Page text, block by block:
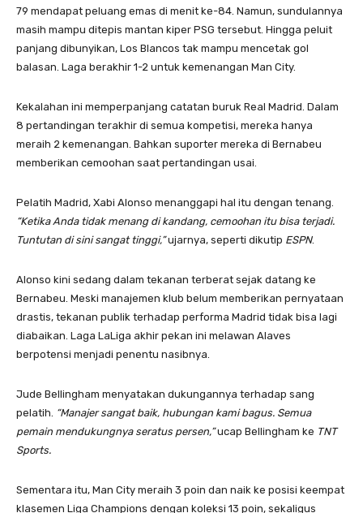
79 mendapat peluang emas di menit ke-84. Namun, sundulannya
masih mampu ditepis mantan kiper PSG tersebut. Hingga peluit
panjang dibunyikan, Los Blancos tak mampu mencetak gol
balasan. Laga berakhir 1-2 untuk kemenangan Man City.
Kekalahan ini memperpanjang catatan buruk Real Madrid. Dalam
8 pertandingan terakhir di semua kompetisi, mereka hanya
meraih 2 kemenangan. Bahkan suporter mereka di Bernabeu
memberikan cemoohan saat pertandingan usai.
Pelatih Madrid, Xabi Alonso menanggapi hal itu dengan tenang.
“Ketika Anda tidak menang di kandang, cemoohan itu bisa terjadi.
Tuntutan di sini sangat tinggi,”ujarnya, seperti dikutip ESPN.
Alonso kini sedang dalam tekanan terberat sejak datang ke
Bernabeu. Meski manajemen klub belum memberikan pernyataan
drastis, tekanan publik terhadap performa Madrid tidak bisa lagi
diabaikan. Laga LaLiga akhir pekan ini melawan Alaves
berpotensi menjadi penentu nasibnya.
Jude Bellingham menyatakan dukungannya terhadap sang
pelatih. “Manajer sangat baik, hubungan kami bagus. Semua
pemain mendukungnya seratus persen,”ucap Bellingham ke TNT
Sports.
Sementara itu, Man City meraih 3 poin dan naik ke posisi keempat
klasemen Liga Champions dengan koleksi 13 poin, sekaligus